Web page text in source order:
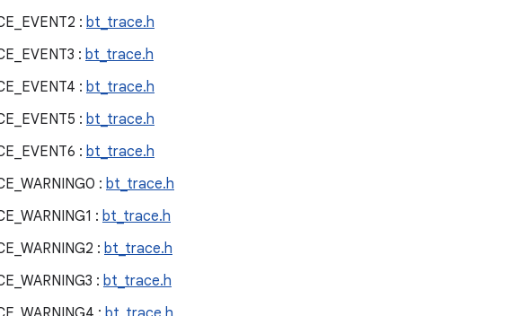
: bt_trace.h
: bt_trace.h
: bt_trace.h
: bt_trace.h
: bt_trace.h
: bt_trace.h
: bt_trace.h
: bt_trace.h
: bt_trace.h